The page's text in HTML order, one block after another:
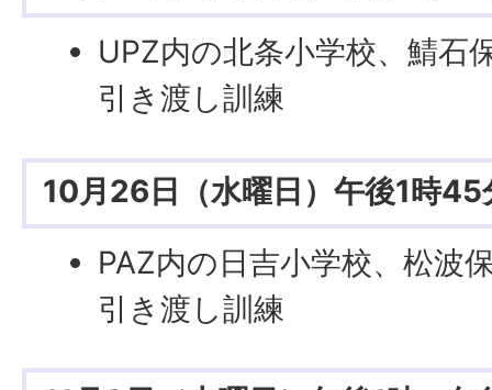
UPZ内の北条小学校、鯖石
引き渡し訓練
10月26日（水曜日）午後1時45
PAZ内の日吉小学校、松波
引き渡し訓練